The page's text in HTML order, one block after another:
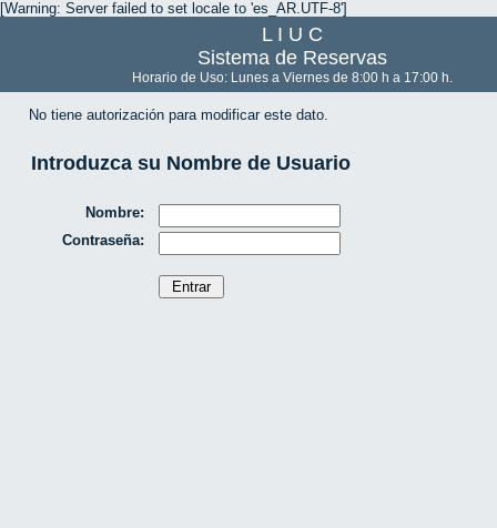
[Warning: Server failed to set locale to 'es_AR.UTF-8']
L I U C
Sistema de Reservas
Horario de Uso: Lunes a Viernes de 8:00 h a 17:00 h.
No tiene autorización para modificar este dato.
Introduzca su Nombre de Usuario
Nombre:
Contraseña: